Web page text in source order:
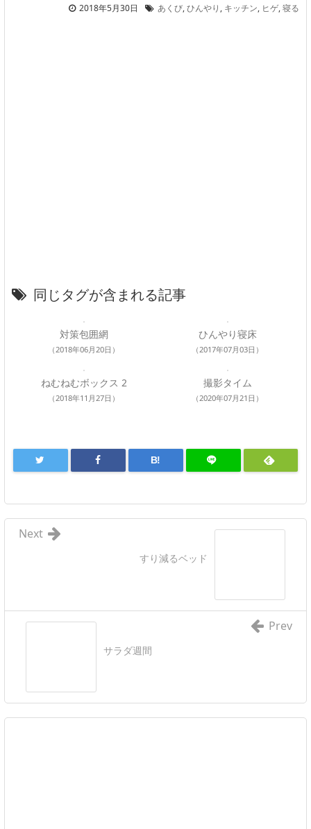
2018年5月30日 あくび,ひんやり , キッチン, ヒゲ,寝る
同じタグが含まれる記事
対策包囲網
（2018年06月20日）
ひんやり寝床
（2017年07月03日）
ねむねむボックス 2
（2018年11月27日）
撮影タイム
（2020年07月21日）
B!
すり減るベッド
Next
サラダ週間
Prev